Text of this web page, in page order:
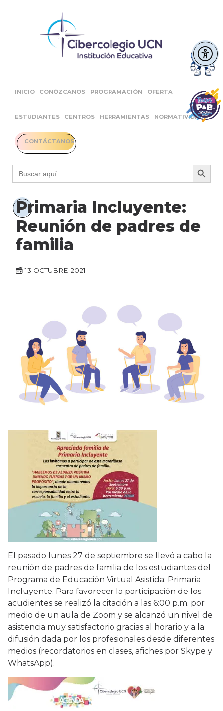
INICIO CONÓZCANOS PROGRAMACIÓN OFERTA
ESTUDIANTES CENTROS HERRAMIENTAS NORMATIVIDAD
CONTÁCTANOS
Buscar: Botón
Primaria Incluyente:
Reunión de padres de
familia
13 OCTUBRE 2021
El pasado lunes 27 de septiembre se llevó a cabo la
reunión de padres de familia de los estudiantes del
Programa de Educación Virtual Asistida: Primaria
Incluyente. Para favorecer la participación de los
acudientes se realizó la citación a las 6:00 p.m. por
medio de un aula de Zoom y se alcanzó un nivel de
asistencia muy satisfactorio gracias al horario y a la
difusión dada por los profesionales desde diferentes
medios (recordatorios en clases, afiches por Skype y
WhatsApp).